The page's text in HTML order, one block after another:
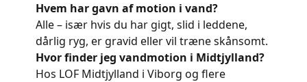
Hvem har gavn af motion i vand?
Alle – især hvis du har gigt, slid i leddene,
dårlig ryg, er gravid eller vil træne skånsomt.
Hvor finder jeg vandmotion i Midtjylland?
Hos LOF Midtjylland i Viborg og flere